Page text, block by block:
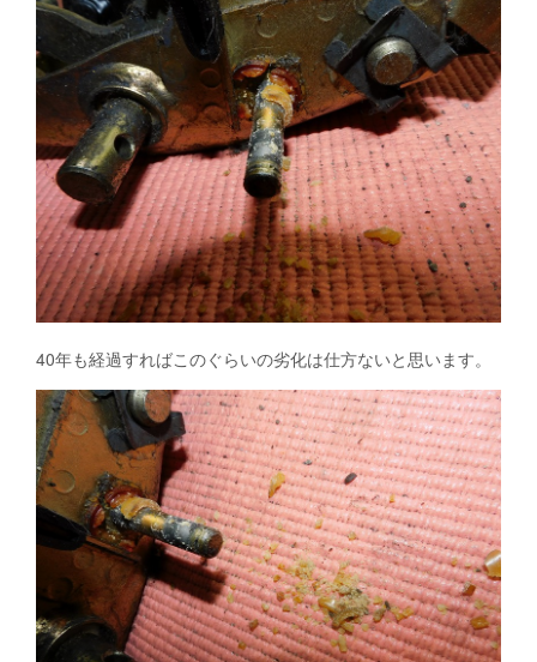
40年も経過すればこのぐらいの劣化は仕方ないと思います。